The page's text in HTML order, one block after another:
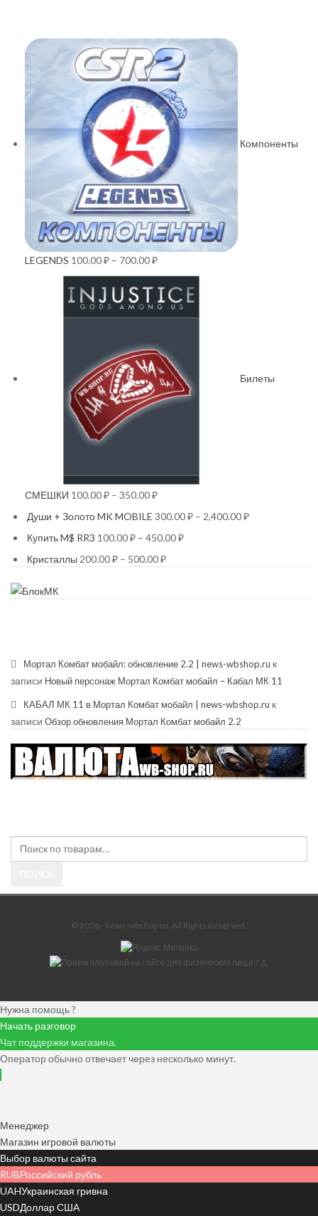
Компоненты
LEGENDS 100.00₽ – 700.00₽
Билеты
СМЕШКИ 100.00₽ – 350.00₽
Души + Золото MK MOBILE 300.00₽ – 2,400.00₽
Купить M$ RR3 100.00₽ – 450.00₽
Кристаллы 200.00₽ – 500.00₽
Мортал Комбат мобайл: обновление 2.2 | news-wbshop.ru к
записи Новый персонаж Мортал Комбат мобайл – Кабал МК 11
КАБАЛ МК 11 в Мортал Комбат мобайл | news-wbshop.ru к
записи Обзор обновления Мортал Комбат мобайл 2.2
Искать:
© 2026 - news-wbshop.ru. All Rights Reserved.
Нужна помощь ?
Начать разговор
Чат поддержки магазина.
Оператор обычно отвечает через несколько минут.
Менеджер
Магазин игровой валюты
Выбор валюты сайта
RUBРоссийский рубль
UAHУкраинская гривна
USDДоллар США